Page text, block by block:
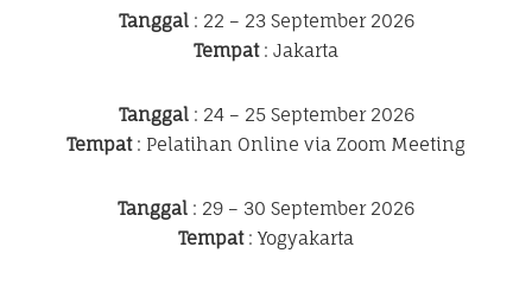
Tanggal: 22 – 23 September 2026
Tempat: Jakarta
Tanggal: 24 – 25 September 2026
Tempat: Pelatihan Online via Zoom Meeting
Tanggal : 29 – 30 September 2026
Tempat: Yogyakarta